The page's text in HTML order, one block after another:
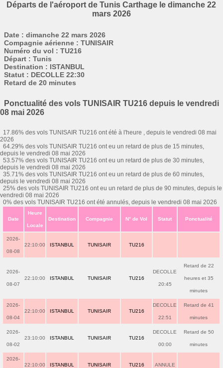
Départs de l'aéroport de Tunis Carthage le dimanche 22
mars 2026
Date : dimanche 22 mars 2026
Compagnie aérienne : TUNISAIR
Numéro du vol : TU216
Départ : Tunis
Destination : ISTANBUL
Statut : DECOLLE 22:30
Retard de 20 minutes
Ponctualité des vols TUNISAIR TU216 depuis le vendredi
08 mai 2026
17.86% des vols TUNISAIR TU216 ont été à l'heure , depuis le vendredi 08 mai
2026
64.29% des vols TUNISAIR TU216 ont eu un retard de plus de 15 minutes,
depuis le vendredi 08 mai 2026
53.57% des vols TUNISAIR TU216 ont eu un retard de plus de 30 minutes,
depuis le vendredi 08 mai 2026
35.71% des vols TUNISAIR TU216 ont eu un retard de plus de 60 minutes,
depuis le vendredi 08 mai 2026
25% des vols TUNISAIR TU216 ont eu un retard de plus de 90 minutes, depuis le
vendredi 08 mai 2026
0% des vols TUNISAIR TU216 ont été annulés, depuis le vendredi 08 mai 2026
Date
Heure
Locale
Destination Compagnie N° de Vol Statut Ponctualité
2026-
08-08
22:10:00 ISTANBUL TUNISAIR TU216
2026-
08-07
22:10:00 ISTANBUL TUNISAIR TU216
DECOLLE
20:45
Retard de 22
heures et 35
minutes
2026-
08-04
22:10:00 ISTANBUL TUNISAIR TU216
DECOLLE
22:51
Retard de 41
minutes
2026-
08-02
23:10:00 ISTANBUL TUNISAIR TU216
DECOLLE
00:00
Retard de 50
minutes
2026-
22:10:00 ISTANBUL TUNISAIR TU216 ANNULE